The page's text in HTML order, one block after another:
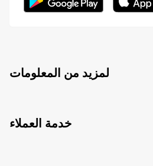
لمزيد من المعلومات
خدمة العملاء